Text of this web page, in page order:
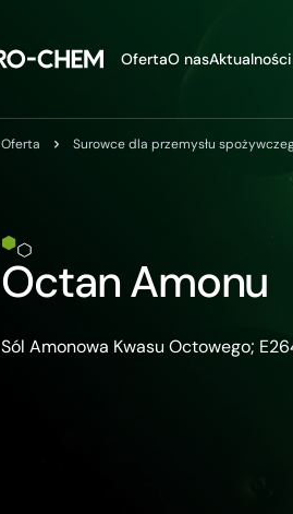
OfertaO nasAktualności
Oferta Surowce dla przemysłu
Octan Amonu
Sól Amonowa Kwasu Octowego;